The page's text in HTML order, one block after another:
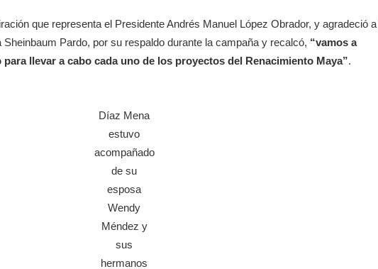
que representa el Presidente Andrés Manuel López Obrador, y agradeció
Pardo, por su respaldo durante la campaña y recalcó, “vamos a
llevar a cabo cada uno de los proyectos del Renacimiento Maya”.
Díaz Mena
estuvo
acompañado
de su
esposa
Wendy
Méndez y
sus
hermanos